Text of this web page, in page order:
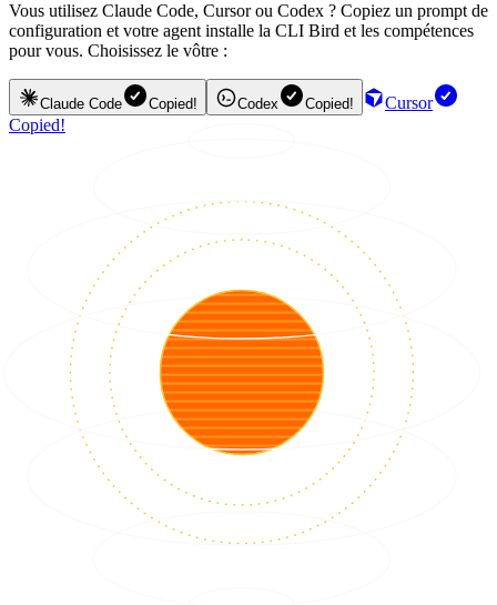
Vous utilisez Claude Code, Cursor ou Codex ? Copiez un prompt de
configuration et votre agent installe la CLI Bird et les compétences
pour vous. Choisissez le vôtre :
Claude Code Copied! Codex Copied!
Cursor
Copied!